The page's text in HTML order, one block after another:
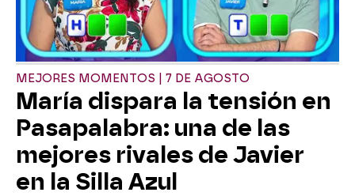
MEJORES MOMENTOS | 7 DE AGOSTO
María dispara la tensión en
Pasapalabra: una de las
mejores rivales de Javier
en la Silla Azul